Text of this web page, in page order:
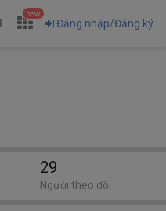
new
Đăng nhập/Đăng ký
29
Người theo dõi